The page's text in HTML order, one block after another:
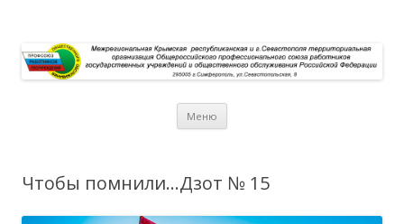
Меню
Чтобы помнили…Дзот № 15